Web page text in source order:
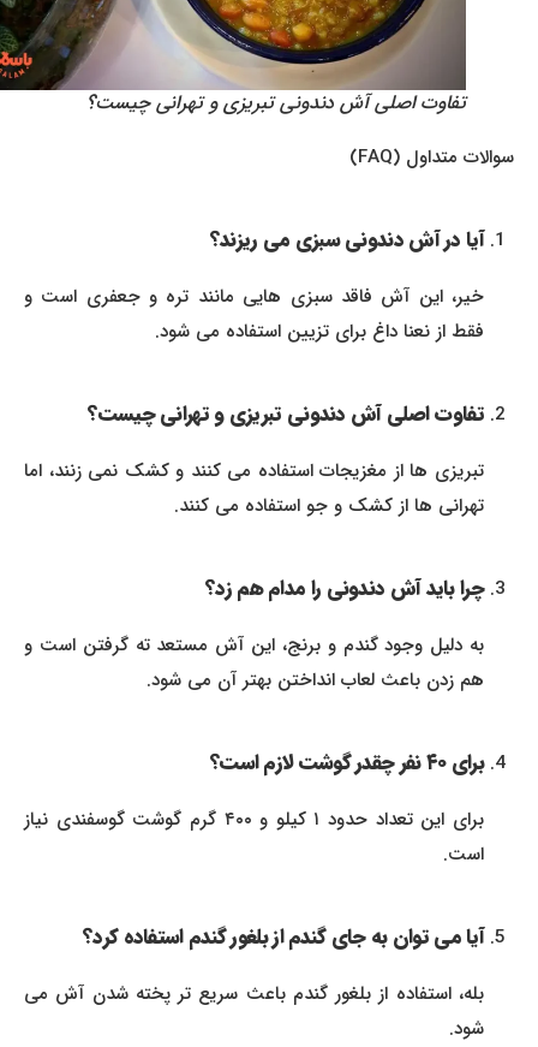
تفاوت اصلی آش دندونی تبریزی و تهرانی چیست؟
سوالات متداول (FAQ)
آیا در آش دندونی سبزی می ریزند؟
خیر، این آش فاقد سبزی هایی مانند تره و جعفری است و
فقط از نعنا داغ برای تزیین استفاده می شود.
تفاوت اصلی آش دندونی تبریزی و تهرانی چیست؟
تبریزی ها از مغزیجات استفاده می کنند و کشک نمی زنند، اما
تهرانی ها از کشک و جو استفاده می کنند.
چرا باید آش دندونی را مدام هم زد؟
به دلیل وجود گندم و برنج، این آش مستعد ته گرفتن است و
هم زدن باعث لعاب انداختن بهتر آن می شود.
برای ۴۰ نفر چقدر گوشت لازم است؟
برای این تعداد حدود ۱ کیلو و ۴۰۰ گرم گوشت گوسفندی نیاز
است.
آیا می توان به جای گندم از بلغور گندم استفاده کرد؟
بله، استفاده از بلغور گندم باعث سریع تر پخته شدن آش می
شود.